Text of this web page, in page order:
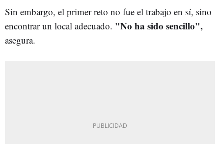
Sin embargo, el primer reto no fue el trabajo en sí, sino
encontrar un local adecuado. "No ha sido sencillo",
asegura.